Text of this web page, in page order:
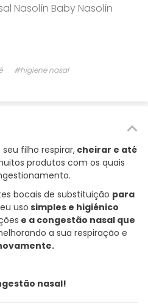
Nasolín Baby Nasolín
#higiene nasal
filho respirar, cheirar e até
produtos com os quais
bocais de substituição para
uso simples e higiénico
e a congestão nasal que
a sua respiração e
nasal!